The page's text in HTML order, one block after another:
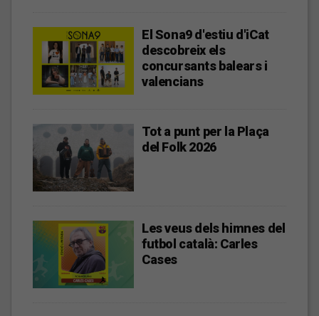
El Sona9 d'estiu d'iCat
descobreix els
concursants balears i
valencians
Tot a punt per la Plaça
del Folk 2026
Les veus dels himnes del
futbol català: Carles
Cases